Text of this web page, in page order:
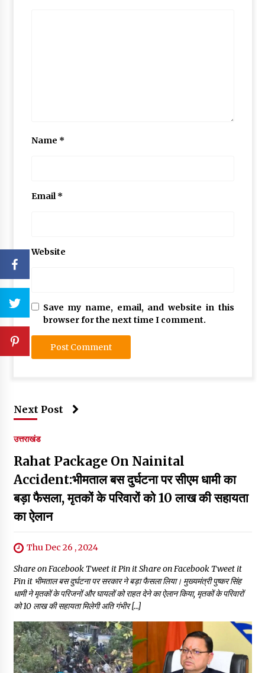
Name *
Email*
Website
Save my name, email, and website in this
browser for the next time I comment.
Next Post
उत्तराखंड
Rahat Package On Nainital
Accident:भीमताल बस दुर्घटना पर सीएम धामी का
बड़ा फैसला, मृतकों के परिवारों को 10 लाख की सहायता
का ऐलान
Thu Dec 26 , 2024
Share on Facebook Tweet it Pin it Share on Facebook Tweet it
Pin it भीमताल बस दुर्घटना पर सरकार ने बड़ा फैसला लिया। मुख्यमंत्री पुष्कर सिंह
धामी ने मृतकों के परिजनों और घायलों को राहत देने का ऐलान किया, मृतकों के परिवारों
को 10 लाख की सहायता मिलेगी अति गंभीर […]